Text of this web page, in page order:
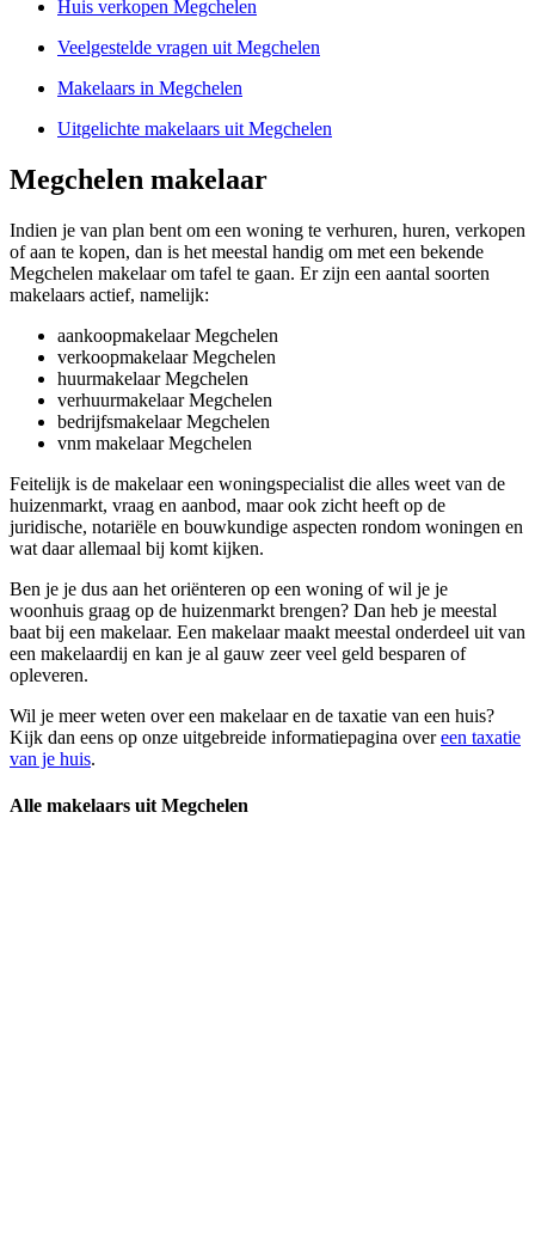
Huis verkopen Megchelen
Veelgestelde vragen uit Megchelen
Makelaars in Megchelen
Uitgelichte makelaars uit Megchelen
Megchelen makelaar
Indien je van plan bent om een woning te verhuren, huren, verkopen
of aan te kopen, dan is het meestal handig om met een bekende
Megchelen makelaar om tafel te gaan. Er zijn een aantal soorten
makelaars actief, namelijk:
aankoopmakelaar Megchelen
verkoopmakelaar Megchelen
huurmakelaar Megchelen
verhuurmakelaar Megchelen
bedrijfsmakelaar Megchelen
vnm makelaar Megchelen
Feitelijk is de makelaar een woningspecialist die alles weet van de
huizenmarkt, vraag en aanbod, maar ook zicht heeft op de
juridische, notariële en bouwkundige aspecten rondom woningen en
wat daar allemaal bij komt kijken.
Ben je je dus aan het oriënteren op een woning of wil je je
woonhuis graag op de huizenmarkt brengen? Dan heb je meestal
baat bij een makelaar. Een makelaar maakt meestal onderdeel uit van
een makelaardij en kan je al gauw zeer veel geld besparen of
opleveren.
Wil je meer weten over een makelaar en de taxatie van een huis?
Kijk dan eens op onze uitgebreide informatiepagina overeen taxatie
van je huis.
Alle makelaars uit Megchelen